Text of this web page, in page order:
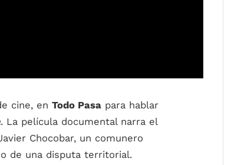
cine, en Todo Pasa para hablar
. La película documental narra el
Chocobar, un comunero
de una disputa territorial.